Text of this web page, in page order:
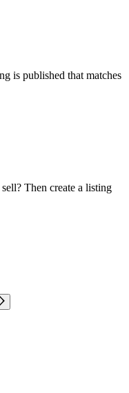
is published that matches
Then create a listing